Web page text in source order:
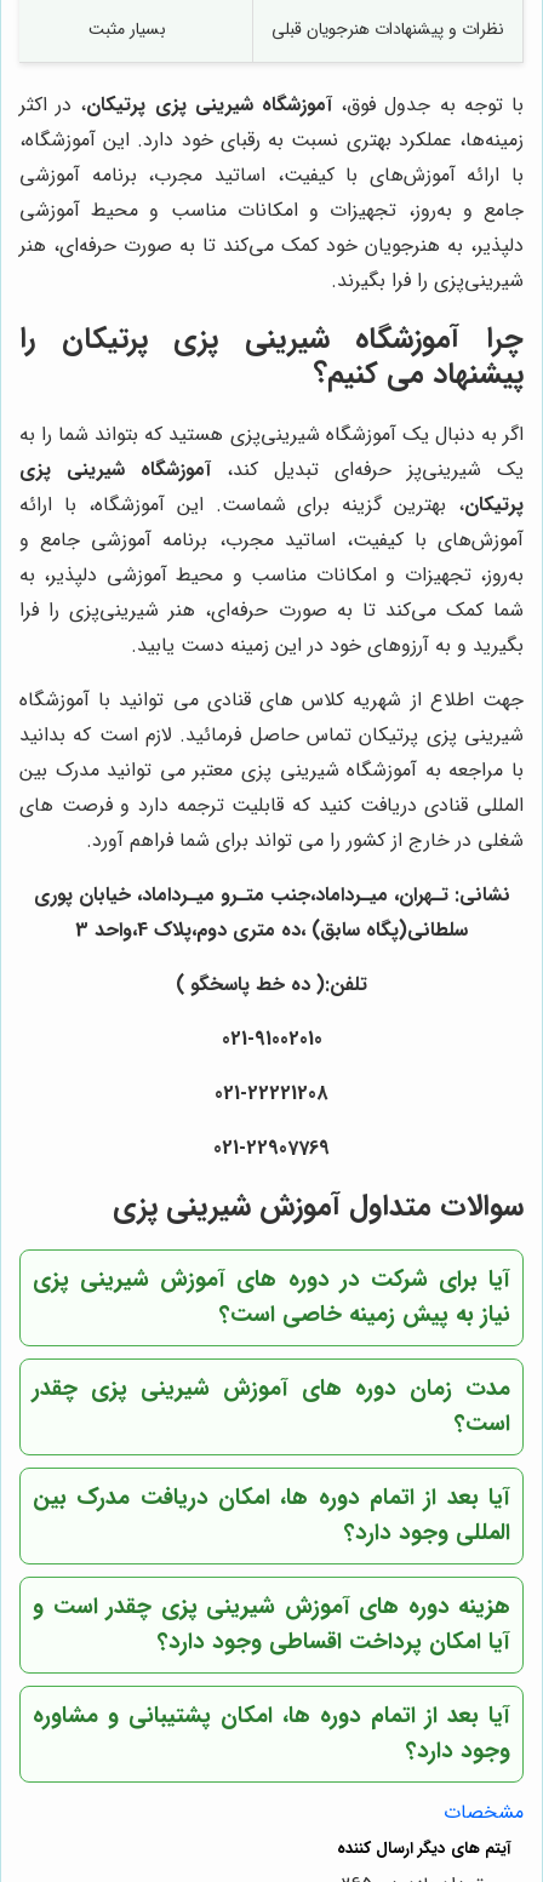
نظرات و پیشنهادات هنرجویان قبلی بسیار مثبت
با توجه به جدول فوق،آموزشگاه شیرینی پزی پرتیکان، در اکثر
زمینه‌ها، عملکرد بهتری نسبت به رقبای خود دارد. این آموزشگاه،
با ارائه آموزش‌های با کیفیت، اساتید مجرب، برنامه آموزشی
جامع و به‌روز، تجهیزات و امکانات مناسب و محیط آموزشی
دلپذیر، به هنرجویان خود کمک می‌کند تا به صورت حرفه‌ای، هنر
شیرینی‌پزی را فرا بگیرند.
چرا آموزشگاه شیرینی پزی پرتیکان را
پیشنهاد می کنیم؟
اگر به دنبال یک آموزشگاه شیرینی‌پزی هستید که بتواند شما را به
یک شیرینی‌پز حرفه‌ای تبدیل کند،آموزشگاه شیرینی پزی
پرتیکان، بهترین گزینه برای شماست. این آموزشگاه، با ارائه
آموزش‌های با کیفیت، اساتید مجرب، برنامه آموزشی جامع و
به‌روز، تجهیزات و امکانات مناسب و محیط آموزشی دلپذیر، به
شما کمک می‌کند تا به صورت حرفه‌ای، هنر شیرینی‌پزی را فرا
بگیرید و به آرزوهای خود در این زمینه دست یابید.
جهت اطلاع از شهریه کلاس های قنادی می توانید با آموزشگاه
شیرینی پزی پرتیکان تماس حاصل فرمائید. لازم است که بدانید
با مراجعه به آموزشگاه شیرینی پزی معتبر می توانید مدرک بین
المللی قنادی دریافت کنید که قابلیت ترجمه دارد و فرصت های
شغلی در خارج از کشور را می تواند برای شما فراهم آورد.
نشانی: تـهران، میـرداماد،جنب متـرو میـرداماد، خیابان پوری
سلطانی(پگاه سابق) ،ده متری دوم،پلاک 4،واحد 3
تلفن:( ده خط پاسخگو )
021-91002010
021-22221208
021-22907769
سوالات متداول آموزش شیرینی پزی
آیا برای شرکت در دوره های آموزش شیرینی پزی
نیاز به پیش زمینه خاصی است؟
مدت زمان دوره های آموزش شیرینی پزی چقدر
است؟
آیا بعد از اتمام دوره ها، امکان دریافت مدرک بین
المللی وجود دارد؟
هزینه دوره های آموزش شیرینی پزی چقدر است و
آیا امکان پرداخت اقساطی وجود دارد؟
آیا بعد از اتمام دوره ها، امکان پشتیبانی و مشاوره
وجود دارد؟
مشخصات